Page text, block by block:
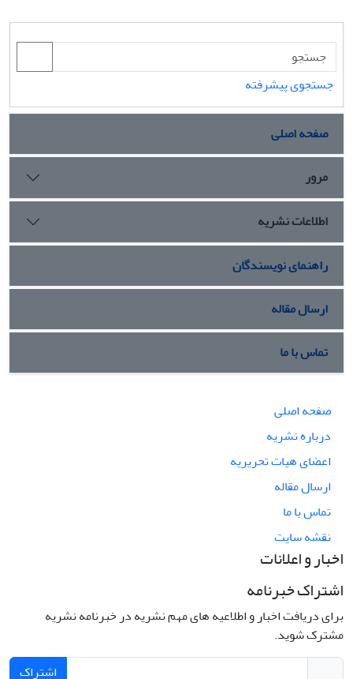
جستجوی پیشرفته
صفحه اصلی
مرور
اطلاعات نشریه
راهنمای نویسندگان
ارسال مقاله
تماس با ما
صفحه اصلی
درباره نشریه
اعضای هیات تحریریه
ارسال مقاله
تماس با ما
نقشه سایت
اخبار و اعلانات
اشتراک خبرنامه
برای دریافت اخبار و اطلاعیه های مهم نشریه در خبرنامه نشریه
مشترک شوید.
اشتراک